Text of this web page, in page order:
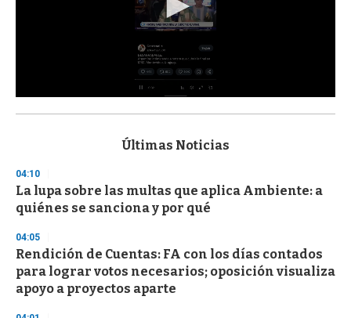
s
d
s
o
f
3
s
e
c
o
Últimas Noticias
04:10
La lupa sobre las multas que aplica Ambiente: a
quiénes se sanciona y por qué
04:05
Rendición de Cuentas: FA con los días contados
para lograr votos necesarios; oposición visualiza
apoyo a proyectos aparte